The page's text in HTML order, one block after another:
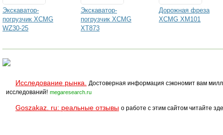
Экскаватор-
погрузчик XCMG
WZ30-25
Экскаватор-
погрузчик XCMG
XT873
Дорожная фреза
XCMG XM101
Исследование рынка.
Достоверная информация сэкономит вам
исследований! megaresearch.ru
Goszakaz. ru: реальные отзывы о работе с этим сайтом читайте